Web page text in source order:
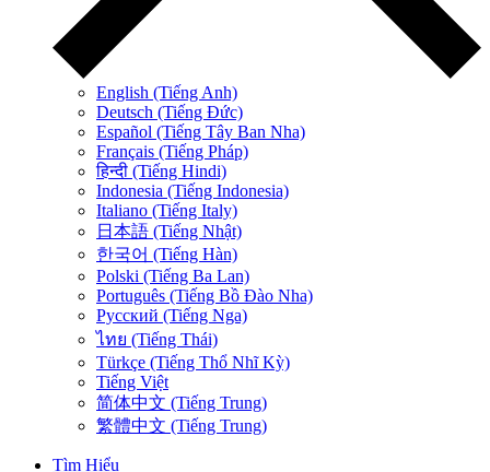
English (Tiếng Anh)
Deutsch (Tiếng Đức)
Español (Tiếng Tây Ban Nha)
Français (Tiếng Pháp)
हिन्दी (Tiếng Hindi)
Indonesia (Tiếng Indonesia)
Italiano (Tiếng Italy)
日本語 (Tiếng Nhật)
한국어 (Tiếng Hàn)
Polski (Tiếng Ba Lan)
Português (Tiếng Bồ Đào Nha)
Русский (Tiếng Nga)
ไทย (Tiếng Thái)
Türkçe (Tiếng Thổ Nhĩ Kỳ)
Tiếng Việt
简体中文 (Tiếng Trung)
繁體中文 (Tiếng Trung)
Tìm Hiểu